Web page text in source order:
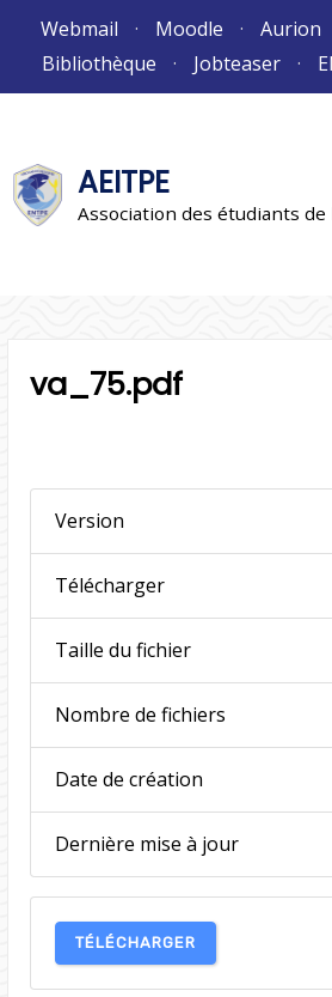
Webmail Moodle Aurion
Bibliothèque
Jobteaser
AEITPE
Association des étudiants de
va_75.pdf
Version
Télécharger
Taille du fichier
Nombre de fichiers
Date de création
Dernière mise à jour
TÉLÉCHARGER